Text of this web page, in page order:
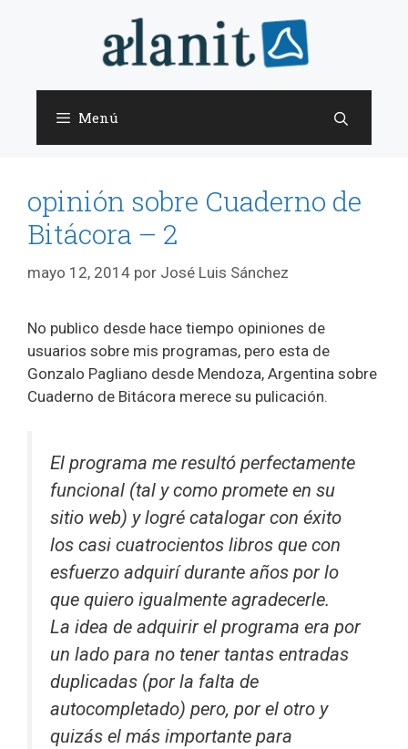
Menú
opinión sobre Cuaderno de
Bitácora – 2
mayo 12, 2014 por José Luis Sánchez
No publico desde hace tiempo opiniones de
usuarios sobre mis programas, pero esta de
Gonzalo Pagliano desde Mendoza, Argentina sobre
Cuaderno de Bitácora merece su pulicación.
El programa me resultó perfectamente
funcional (tal y como promete en su
sitio web) y logré catalogar con éxito
los casi cuatrocientos libros que con
esfuerzo adquirí durante años por lo
que quiero igualmente agradecerle.
La idea de adquirir el programa era por
un lado para no tener tantas entradas
duplicadas (por la falta de
autocompletado) pero, por el otro y
quizás el más importante para